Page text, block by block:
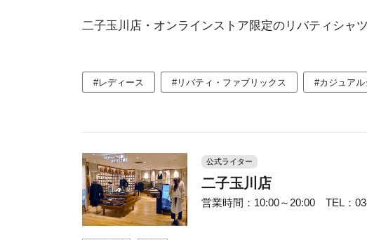
二子玉川店・オンラインストア限定のリバティシャ
#レディース #リバティ・ファブリックス #カジュアル
公式ライター
二子玉川店
営業時間：10:00～20:00 TEL：